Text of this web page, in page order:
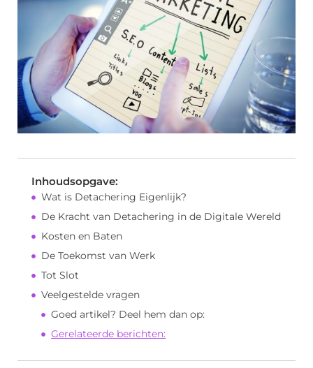
Inhoudsopgave:
Wat is Detachering Eigenlijk?
De Kracht van Detachering in de Digitale Wereld
Kosten en Baten
De Toekomst van Werk
Tot Slot
Veelgestelde vragen
Goed artikel? Deel hem dan op:
Gerelateerde berichten: